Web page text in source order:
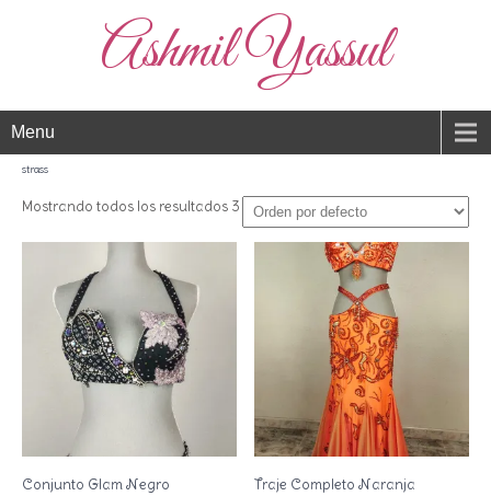
Ashmil Yassul
Menu
strass
Mostrando todos los resultados 3
Conjunto Glam Negro Traje Completo Naranja